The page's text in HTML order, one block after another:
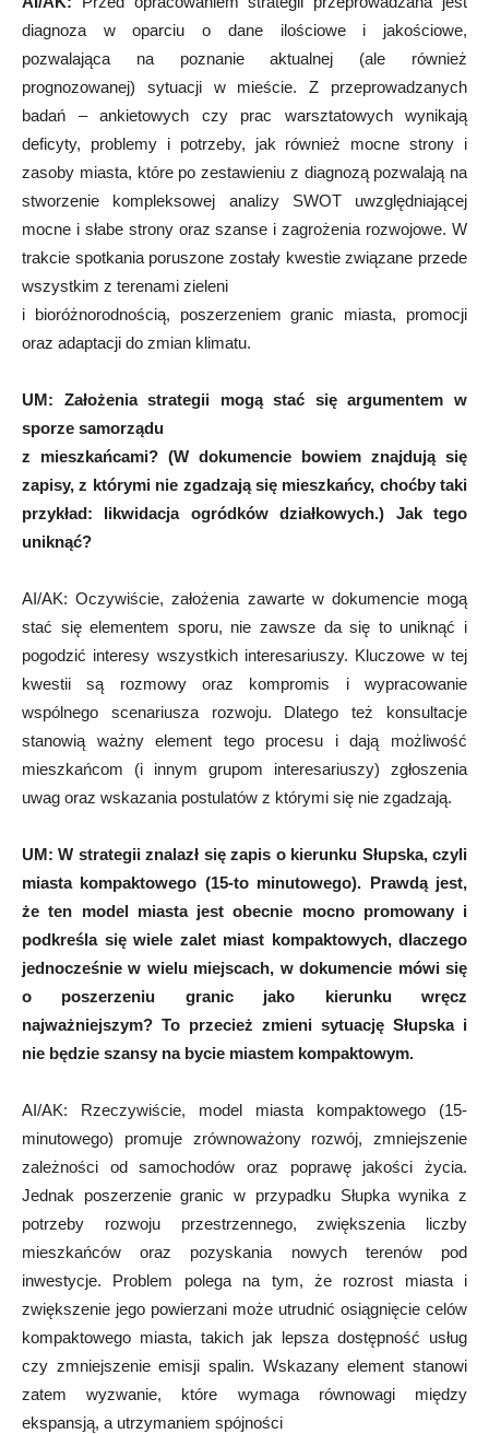
diagnoza w oparciu o dane ilościowe i jakościowe,
pozwalająca na poznanie aktualnej (ale również
prognozowanej) sytuacji w mieście. Z przeprowadzanych
badań – ankietowych czy prac warsztatowych wynikają
deficyty, problemy i potrzeby, jak również mocne strony i
zasoby miasta, które po zestawieniu z diagnozą pozwalają na
stworzenie kompleksowej analizy SWOT uwzględniającej
mocne i słabe strony oraz szanse i zagrożenia rozwojowe. W
trakcie spotkania poruszone zostały kwestie związane przede
wszystkim z terenami zieleni
i bioróżnorodnością, poszerzeniem granic miasta, promocji
oraz adaptacji do zmian klimatu.
UM: Założenia strategii mogą stać się argumentem w
sporze samorządu
z mieszkańcami? (W dokumencie bowiem znajdują się
zapisy, z którymi nie zgadzają się mieszkańcy, choćby taki
przykład: likwidacja ogródków działkowych.) Jak tego
uniknąć?
AI/AK: Oczywiście, założenia zawarte w dokumencie mogą
stać się elementem sporu, nie zawsze da się to uniknąć i
pogodzić interesy wszystkich interesariuszy. Kluczowe w tej
kwestii są rozmowy oraz kompromis i wypracowanie
wspólnego scenariusza rozwoju. Dlatego też konsultacje
stanowią ważny element tego procesu i dają możliwość
mieszkańcom (i innym grupom interesariuszy) zgłoszenia
uwag oraz wskazania postulatów z którymi się nie zgadzają.
UM:W strategii znalazł się zapis o kierunku Słupska, czyli
miasta kompaktowego (15-to minutowego). Prawdą jest,
że ten model miasta jest obecnie mocno promowany i
podkreśla się wiele zalet miast kompaktowych, dlaczego
jednocześnie w wielu miejscach, w dokumencie mówi się
o poszerzeniu granic jako kierunku wręcz
najważniejszym? To przecież zmieni sytuację Słupska i
nie będzie szansy na bycie miastem kompaktowym.
AI/AK: Rzeczywiście, model miasta kompaktowego (15-
minutowego) promuje zrównoważony rozwój, zmniejszenie
zależności od samochodów oraz poprawę jakości życia.
Jednak poszerzenie granic w przypadku Słupka wynika z
potrzeby rozwoju przestrzennego, zwiększenia liczby
mieszkańców oraz pozyskania nowych terenów pod
inwestycje. Problem polega na tym, że rozrost miasta i
zwiększenie jego powierzani może utrudnić osiągnięcie celów
kompaktowego miasta, takich jak lepsza dostępność usług
czy zmniejszenie emisji spalin. Wskazany element stanowi
zatem wyzwanie, które wymaga równowagi między
ekspansją, a utrzymaniem spójności